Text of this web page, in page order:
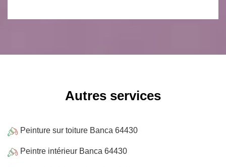
Autres services
Peinture sur toiture Banca 64430
Peintre intérieur Banca 64430